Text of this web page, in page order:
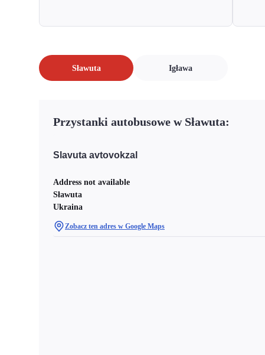
Sławuta Igława
Przystanki autobusowe w Sławuta:
Slavuta avtovokzal
Address not available
Sławuta
Ukraina
Zobacz ten adres w Google Maps